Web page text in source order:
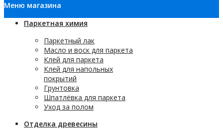
Меню магазина
Паркетная химия
Паркетный лак
Масло и воск для паркета
Клей для паркета
Клей для напольных
покрытий
Грунтовка
Шпатлёвка для паркета
Уход за полом
Отделка древесины